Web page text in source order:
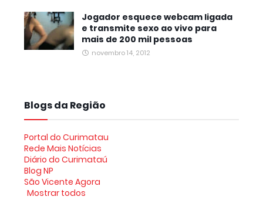
Jogador esquece webcam ligada
e transmite sexo ao vivo para
mais de 200 mil pessoas
novembro 14, 2012
Blogs da Região
Portal do Curimatau
Rede Mais Notícias
Diário do Curimataú
Blog NP
São Vicente Agora
Mostrar todos